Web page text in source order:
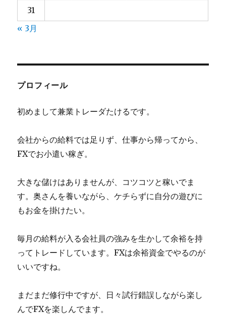
31
« 3月
プロフィール
初めまして兼業トレーダたけるです。
会社からの給料では足りず、仕事から帰ってから、
FXでお小遣い稼ぎ。
大きな儲けはありませんが、コツコツと稼いでま
す。奥さんを養いながら、ケチらずに自分の遊びに
もお金を掛けたい。
毎月の給料が入る会社員の強みを生かして余裕を持
ってトレードしています。FXは余裕資金でやるのが
いいですね。
まだまだ修行中ですが、日々試行錯誤しながら楽し
んでFXを楽しんでます。